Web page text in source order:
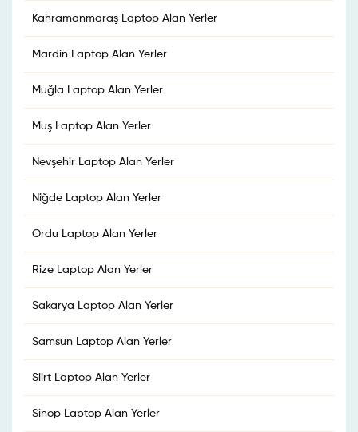
Kahramanmaraş Laptop Alan Yerler
Mardin Laptop Alan Yerler
Muğla Laptop Alan Yerler
Muş Laptop Alan Yerler
Nevşehir Laptop Alan Yerler
Niğde Laptop Alan Yerler
Ordu Laptop Alan Yerler
Rize Laptop Alan Yerler
Sakarya Laptop Alan Yerler
Samsun Laptop Alan Yerler
Siirt Laptop Alan Yerler
Sinop Laptop Alan Yerler